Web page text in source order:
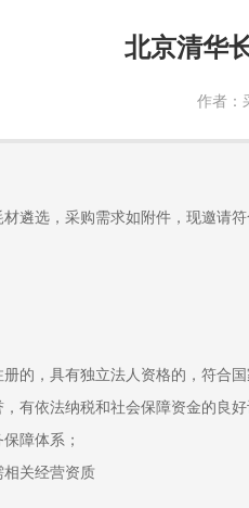
北京清华
作者：
遴选，采购需求如附件，现邀请
的，具有独立法人资格的，符合
有依法纳税和社会保障资金的良好
障体系；
关经营资质